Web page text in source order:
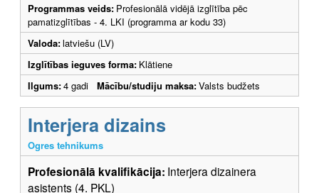
Programmas veids: Profesionālā vidējā izglītība pēc
pamatizglītības - 4. LKI (programma ar kodu 33)
Valoda:latviešu (LV)
Izglītības ieguves forma: Klātiene
Ilgums:4 gadi Mācību/studiju maksa:Valsts budžets
Interjera dizains
Ogres tehnikums
Profesionālā kvalifikācija: Interjera dizainera
asistents (4. PKL)